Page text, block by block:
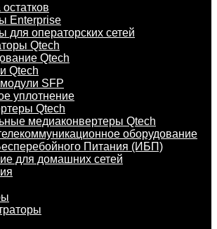
Enterprise
для операторских сетей
Qtech
Qtech
Qtech
SFP
уплотнение
Qtech
медиаконвертеры Qtech
оборудование
Питания (ИБП)
для домашних сетей